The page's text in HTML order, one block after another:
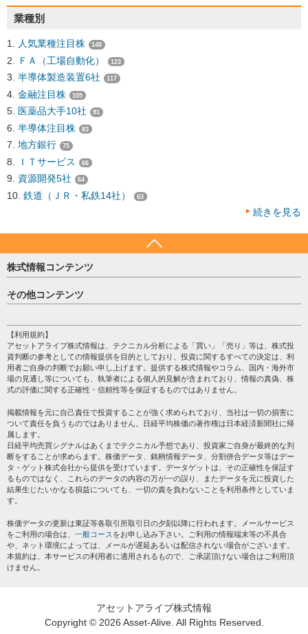
業種別
人気業種注目株 148
ＦＡ（工場自動化） 123
半導体製造装置6社 117
金融注目株 105
医薬品大手10社 91
半導体注目株 83
地方銀行 75
ＩＴサービス 66
資源開発5社 64
鉄道（ＪＲ・私鉄14社） 63
続きを見る
株式情報コンテンツ
日経平均
売買シグナル
株テーマ情報
海外市況
投資カレンダー
格付け情報
その他コンテンツ
個人情報保護方針
プライバシーポリシー
会社案内
サイトマップ
過去データ
【利用規約】
アセットアライブ株式情報は、テクニカル分析による「買い」「売り」等は、株式投
資判断の参考としての情報提供を目的としており、投資に関するすべての決定は、利
用者ご自身の判断でお願い申し上げます。提供する株式情報やコラム、国内・海外市
場の見通し等についても、執筆者による個人的見解が含まれており、情報の真偽、株
式の評価に関する正確性・信頼性等を保証するものではありません。
掲載情報を元に自己責任で投資することが強く求められており、当社は一切の損害に
ついて責任を負うものではありません。日経平均株価の著作権は日本経済新聞社に帰
属します。
日経平均売買シグナルはあくまでテクニカル予想であり、投資家ご自身が最終的な判
断をすることが求めらます。株価データ、銘柄情報データ、分割併合データ等はデー
タ・ゲット株式会社から提供を受けています。データゲットは、その正確性を保証す
るものではなく、これらのデータの内容の万が一の誤り、またデータを元に投資した
結果生じたいかなる損益についても、一切の責を負わないことを利用条件としていま
す。
株価データの更新は東証等各取引所取引日の夕刻以降に行われます。メールサービス
をご利用の場合は、 一般コース をお申し込み下さい。ご利用の情報端末等の不具合
や、ネット環境によっては、メールが遅延あるいは配信されない場合がございます。
本規約は、本サービスの利用者に適用されるもので、ご承諾頂けない場合はご利用頂
けません。
アセットアライブ株式情報
Copyright © 2026 Asset-Alive. All Rights Reserved.